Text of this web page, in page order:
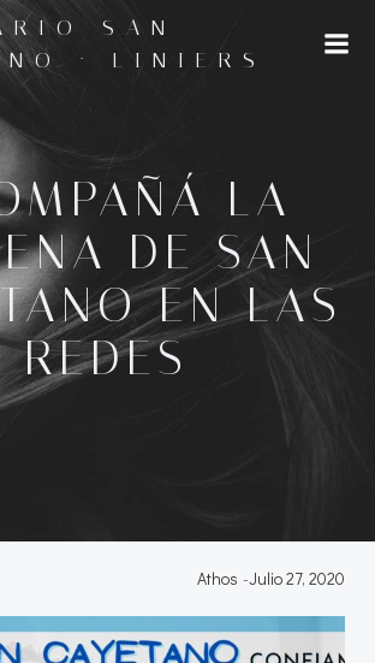
al
contenido
SAN
· LINIERS
LA
DE SAN
EN LAS
REDES
Athos -Julio 27, 2020